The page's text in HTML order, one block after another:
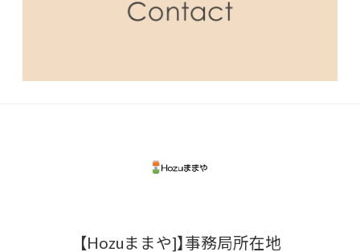
【Hozuままや]】事務局所在地